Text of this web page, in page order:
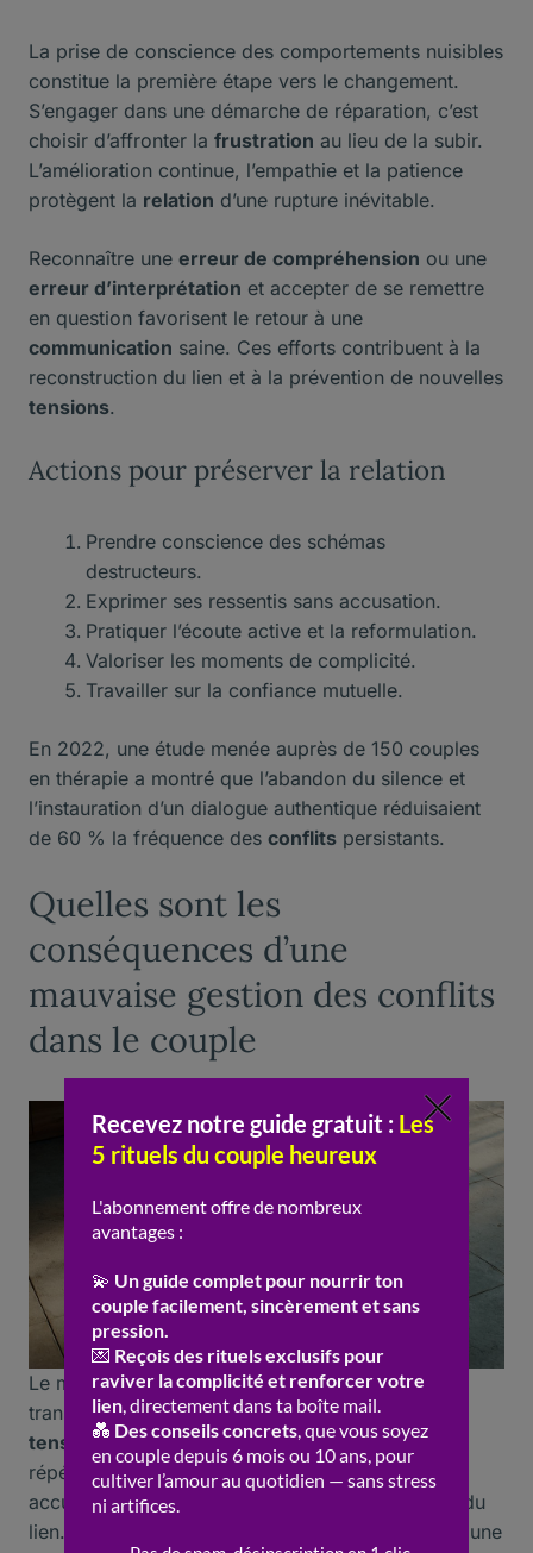
La prise de conscience des comportements nuisibles
constitue la première étape vers le changement.
S’engager dans une démarche de réparation, c’est
choisir d’affronter la frustration au lieu de la subir.
L’amélioration continue, l’empathie et la patience
protègent la relation d’une rupture inévitable.
Reconnaître une erreur de compréhension ou une
erreur d’interprétation et accepter de se remettre
en question favorisent le retour à une
communication saine. Ces efforts contribuent à la
reconstruction du lien et à la prévention de nouvelles
tensions.
Actions pour préserver la relation
Prendre conscience des schémas
destructeurs.
Exprimer ses ressentis sans accusation.
Pratiquer l’écoute active et la reformulation.
Valoriser les moments de complicité.
Travailler sur la confiance mutuelle.
En 2022, une étude menée auprès de 150 couples
en thérapie a montré que l’abandon du silence et
l’instauration d’un dialogue authentique réduisaient
de 60 % la fréquence des conflits persistants.
Quelles sont les
conséquences d’une
mauvaise gestion des conflits
dans le couple
Le manque d’anticipation face aux désaccords
transforme chaque différend en une source de
tensiondurable. Sans stratégie de résolution, la
répétition des mêmes schémas crée une
accumulation de
jusqu’à l’épuisement du
lien. La multiplication des
engendre une